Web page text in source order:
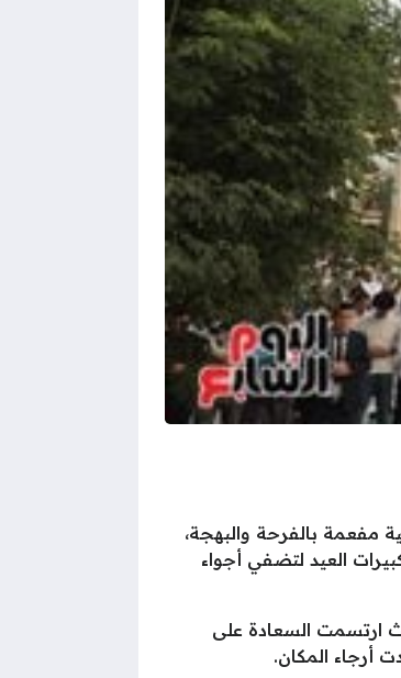
مفعمة بالفرحة والبهجة،
علت تكبيرات العيد لتضفي أجواء
ارتسمت السعادة على
أرجاء المكان.